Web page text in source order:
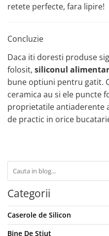
retete perfecte, fara lipire!
Concluzie
Daca iti doresti produse
folosit, siliconul alimentar
bune optiuni pentru gatit.
ceramica au si ele puncte
proprietatile antiaderente
de practic in orice
Categorii
Caserole de Silicon
Bine De Stiut